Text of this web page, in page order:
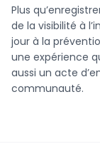
Plus
de la visibilité à
jour à la
une expérience
aussi un acte
communauté.